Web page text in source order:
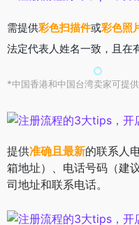
需提供彩色扫描件或彩色照
法定代表人姓名一致，且在
*中国香港和中国台湾卖家可提供
提供准确且最新的联系人
箱地址）、电话号码（建
司地址和联系电话。